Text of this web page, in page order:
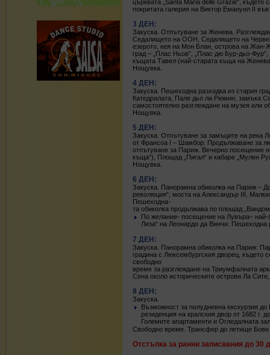
църквата „Santa Maria delle Grazie“, където
покритата галерия на Виктор Емануил II
3 ДЕН:
Закуска. Отпътуване за Женева.
Седалището на ООН, Седалището на
езерото, кея на Мон Блан, острова на Жан-
град – „Плас Ньов”, „Плас дю Бур-дьо-
къщата Тавел (най-старата къща на
Нощувка.
4 ДЕН:
Закуска. Пешеходна разходка из стария
Катедралата, Пале дьо ла Рюмин, замъка
самостоятелно разглеждане на музея или
Нощувка.
5 ДЕН:
Закуска. Отпътуване за замъците на река
от Франсоа I – Шамбор. Продължаване за
отпътуване за Париж. Вечерно посещение
къща“), Площад „Пигал“ и кабаре „Мулен
Нощувка.
6 ДЕН:
Закуска. Панорамна обиколка на Париж –
революция“; моста на Александър III,
Пешеходна-
та обиколка продължава по площад
По желание- посещение на Лувъра– най-
Лиза“ на Леонардо да Винчи.
7 ДЕН:
Закуска. Панорамна обиколка на Париж:
градина с Люксембургския дворец, където
свободно
време за разглеждане на Триумфалната
Сена около историческите острови Ла
8 ДЕН:
Закуска.
Възможност за полудневна екскурзия
резиденция на кралския двор от 1682 г.
Големите апартаменти и Огледалната
Свободно време. Трансфер до летище
Отстъпка за ранни записвания до 30